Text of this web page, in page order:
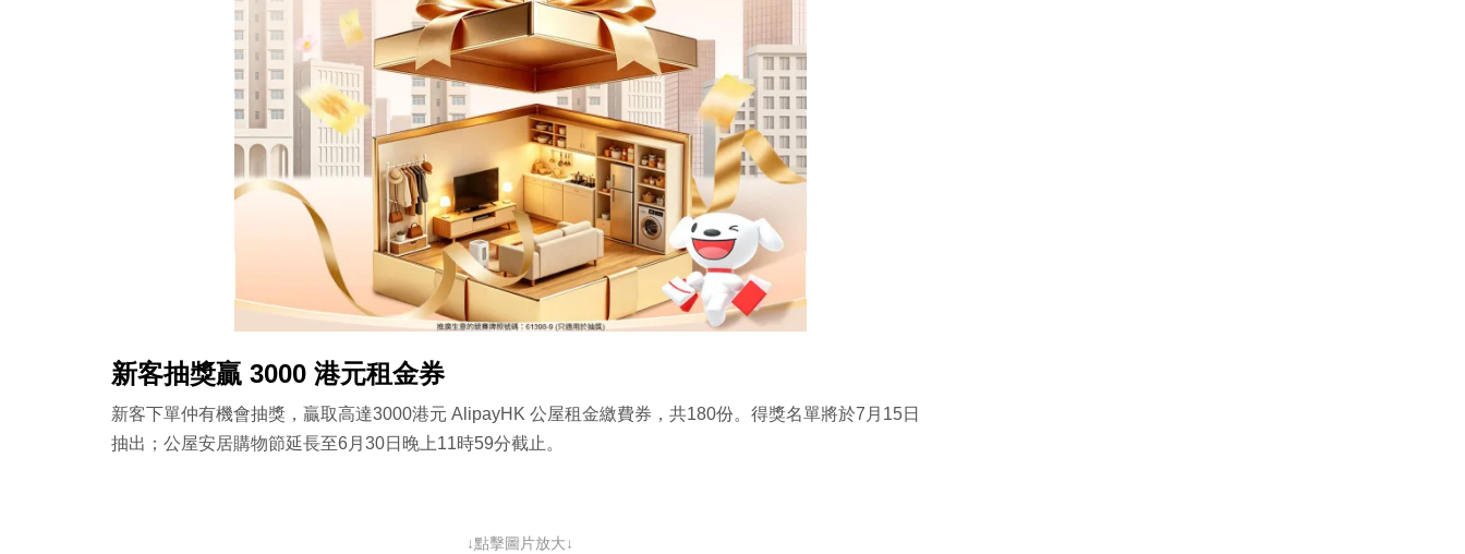
新客抽獎贏 3000 港元租金券
新客下單仲有機會抽獎，贏取高達3000港元 AlipayHK 公屋租金繳費券，共180份。得獎名單將於7月15日
抽出；公屋安居購物節延長至6月30日晚上11時59分截止。
↓點擊圖片放大↓